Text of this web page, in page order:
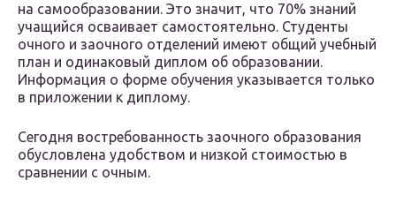
на самообразовании. Это значит, что 70% знаний
учащийся осваивает самостоятельно. Студенты
очного и заочного отделений имеют общий учебный
план и одинаковый диплом об образовании.
Информация о форме обучения указывается только
в приложении к диплому.
Сегодня востребованность заочного образования
обусловлена удобством и низкой стоимостью в
сравнении с очным.